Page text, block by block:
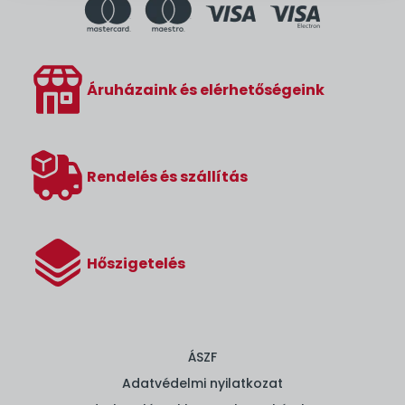
Áruházaink és elérhetőségeink
Rendelés és szállítás
Hőszigetelés
ÁSZF
Adatvédelmi nyilatkozat